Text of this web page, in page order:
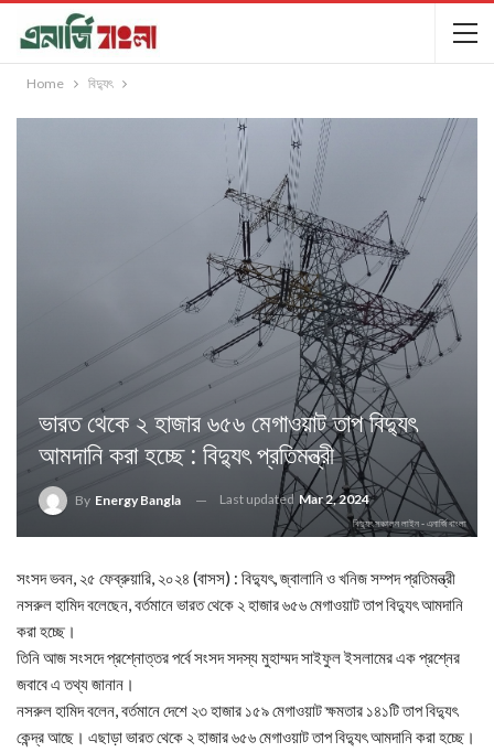
Home বিদ্যুৎ
ভারত থেকে ২ হাজার ৬৫৬ মেগাওয়াট তাপ বিদ্যুৎ
আমদানি করা হচ্ছে : বিদ্যুৎ প্রতিমন্ত্রী
By Energy Bangla Last updated Mar 2, 2024
বিদ্যুৎ সঞ্চালন লাইন - এনার্জি বাংলা
সংসদ ভবন, ২৫ ফেব্রুয়ারি, ২০২৪ (বাসস) : বিদ্যুৎ, জ্বালানি ও খনিজ সম্পদ প্রতিমন্ত্রী
নসরুল হামিদ বলেছেন, বর্তমানে ভারত থেকে ২ হাজার ৬৫৬ মেগাওয়াট তাপ বিদ্যুৎ আমদানি
করা হচ্ছে।
তিনি আজ সংসদে প্রশ্নোত্তর পর্বে সংসদ সদস্য মুহাম্মদ সাইফুল ইসলামের এক প্রশ্নের
জবাবে এ তথ্য জানান।
নসরুল হামিদ বলেন, বর্তমানে দেশে ২৩ হাজার ১৫৯ মেগাওয়াট ক্ষমতার ১৪১টি তাপ বিদ্যুৎ
কেন্দ্র আছে। এছাড়া ভারত থেকে ২ হাজার ৬৫৬ মেগাওয়াট তাপ বিদ্যুৎ আমদানি করা হচ্ছে।